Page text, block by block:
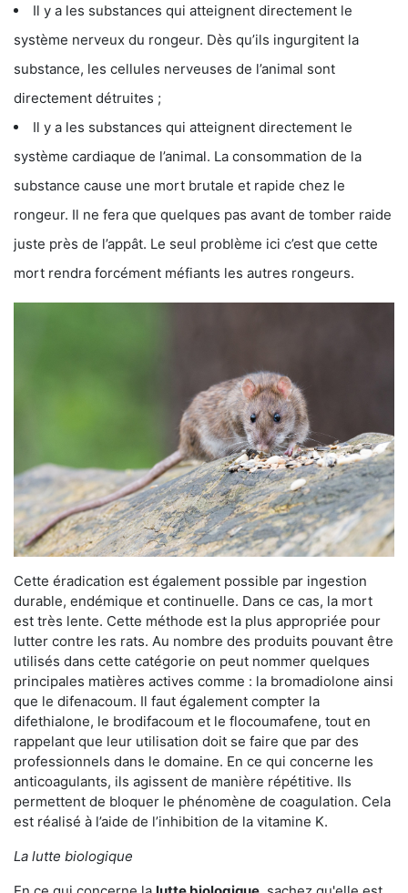
Il y a les substances qui atteignent directement le
système nerveux du rongeur. Dès qu’ils ingurgitent la
substance, les cellules nerveuses de l’animal sont
directement détruites ;
Il y a les substances qui atteignent directement le
système cardiaque de l’animal. La consommation de la
substance cause une mort brutale et rapide chez le
rongeur. Il ne fera que quelques pas avant de tomber raide
juste près de l’appât. Le seul problème ici c’est que cette
mort rendra forcément méfiants les autres rongeurs.
Cette éradication est également possible par ingestion
durable, endémique et continuelle. Dans ce cas, la mort
est très lente. Cette méthode est la plus appropriée pour
lutter contre les rats. Au nombre des produits pouvant être
utilisés dans cette catégorie on peut nommer quelques
principales matières actives comme : la bromadiolone ainsi
que le difenacoum. Il faut également compter la
difethialone, le brodifacoum et le flocoumafene, tout en
rappelant que leur utilisation doit se faire que par des
professionnels dans le domaine. En ce qui concerne les
anticoagulants, ils agissent de manière répétitive. Ils
permettent de bloquer le phénomène de coagulation. Cela
est réalisé à l’aide de l’inhibition de la vitamine K.
La lutte biologique